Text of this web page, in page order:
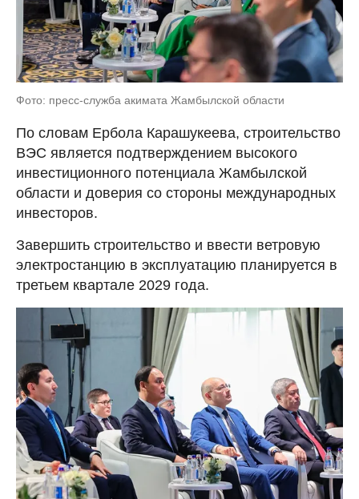
Фото: пресс-служба акимата Жамбылской области
По словам Ербола Карашукеева, строительство
ВЭС является подтверждением высокого
инвестиционного потенциала Жамбылской
области и доверия со стороны международных
инвесторов.
Завершить строительство и ввести ветровую
электростанцию в эксплуатацию планируется в
третьем квартале 2029 года.